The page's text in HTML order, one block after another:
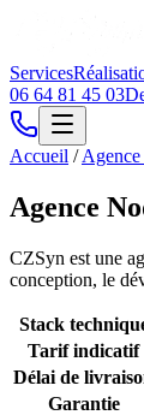
Services
06 64 81 45 03
Accueil /
Agence
CZSyn est une
conception, le
Stack
Tarif indicatif
Délai de
Garantie